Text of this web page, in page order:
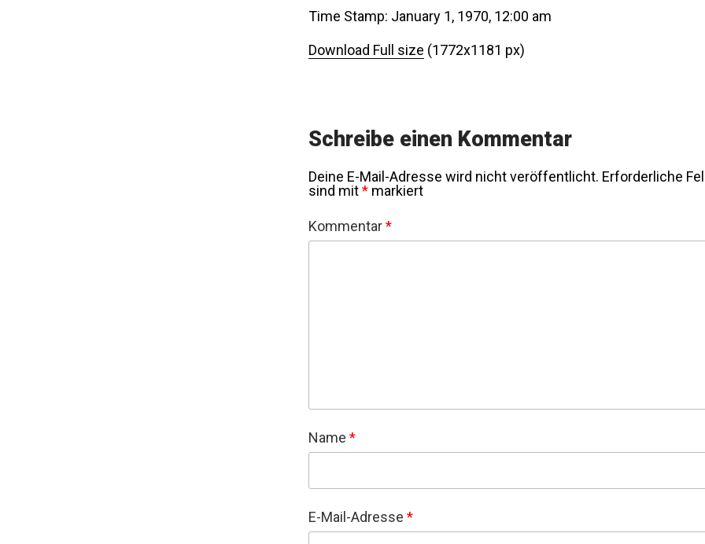
Time Stamp: January 1, 1970, 12:00 am
Download Full size (1772x1181 px)
Schreibe einen Kommentar
Deine E-Mail-Adresse wird nicht veröffentlicht. Erforderliche
sind mit* markiert
Kommentar*
Name *
E-Mail-Adresse *